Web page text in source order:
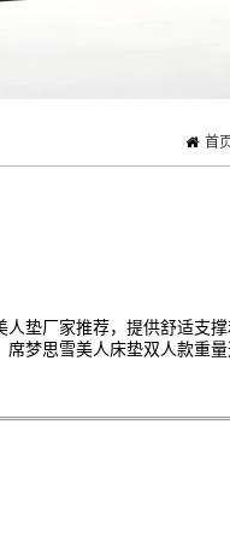
首
垫厂家推荐，提供舒适支
梦思雪美人床垫双人款重